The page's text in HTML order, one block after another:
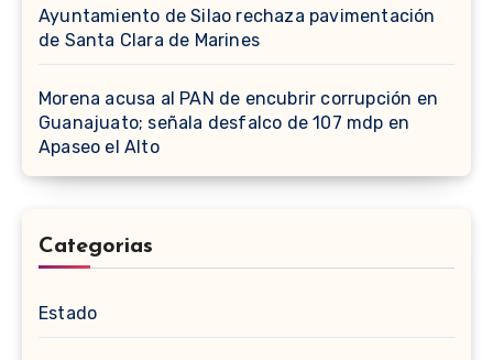
Ayuntamiento de Silao rechaza pavimentación
de Santa Clara de Marines
Morena acusa al PAN de encubrir corrupción en
Guanajuato; señala desfalco de 107 mdp en
Apaseo el Alto
Categorias
Estado